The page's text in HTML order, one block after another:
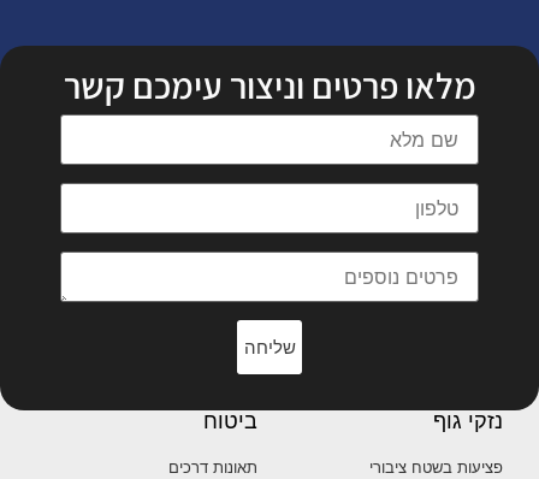
מלאו פרטים וניצור עימכם קשר
שליחה
נזקי גוף
פציעות בשטח ציבורי
ביטוח
תאונות דרכים